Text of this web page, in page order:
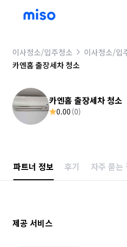
이사청소/입주청소
이사청소/입
카엔홈 출장세차 청소
카엔홈 출장세차 청소
0.00 (0)
파트너 정보 후기 자주 묻는
제공 서비스